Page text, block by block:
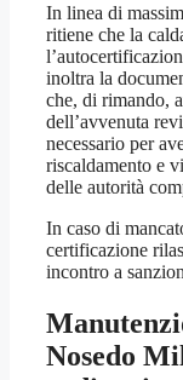
In linea di
ritiene che la
inoltra la
che, di rimando,
dell’avvenuta
necessario per
riscaldamento e
delle autorità
In caso di
certificazione
incontro a
Nosedo